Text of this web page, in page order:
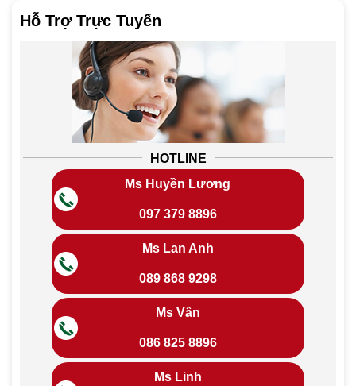
Hỗ Trợ Trực Tuyến
HOTLINE
Ms Huyền Lương
097 379 8896
Ms Lan Anh
089 868 9298
Ms Vân
086 825 8896
Ms Linh